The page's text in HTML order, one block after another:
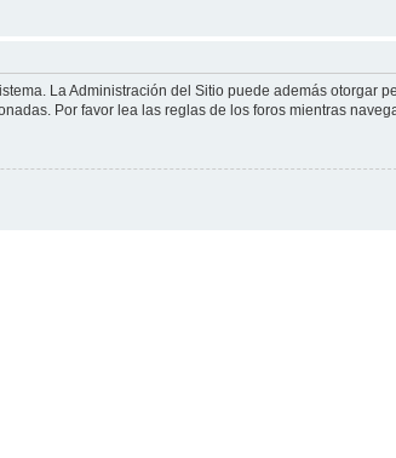
La Administración del Sitio puede además otorgar
Por favor lea las reglas de los foros mientras